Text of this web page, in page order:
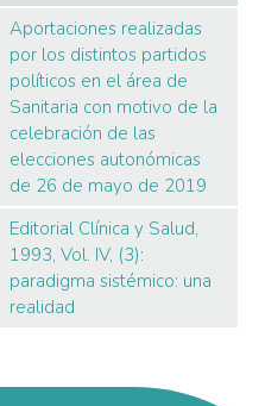
Aportaciones realizadas
por los distintos partidos
políticos en el área de
Sanitaria con motivo de la
celebración de las
elecciones autonómicas
de 26 de mayo de 2019
Editorial Clínica y Salud,
1993, Vol. IV, (3):
paradigma sistémico: una
realidad